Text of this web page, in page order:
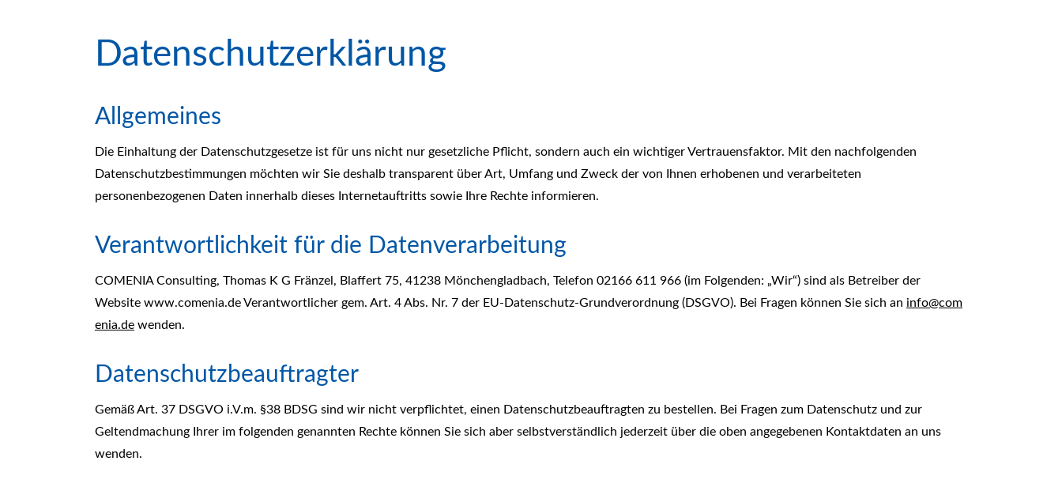
Datenschutzerklärung
Allgemeines
Die Einhaltung der Datenschutzgesetze ist für uns nicht nur gesetzliche Pflicht, sondern auch ein wichtiger Vertrauensfaktor. Mit den nachfolgenden
Datenschutzbestimmungen möchten wir Sie deshalb transparent über Art, Umfang und Zweck der von Ihnen erhobenen und verarbeiteten
personenbezogenen Daten innerhalb dieses Internetauftritts sowie Ihre Rechte informieren.
Verantwortlichkeit für die Datenverarbeitung
COMENIA Consulting, Thomas K G Fränzel, Blaffert 75, 41238 Mönchengladbach, Telefon 02166 611 966 (im Folgenden: „Wir“) sind als Betreiber der
Website www.comenia.de Verantwortlicher gem. Art. 4 Abs. Nr. 7 der EU-Datenschutz-Grundverordnung (DSGVO). Bei Fragen können Sie sich an info@com
enia.de wenden.
Datenschutzbeauftragter
Gemäß Art. 37 DSGVO i.V.m. §38 BDSG sind wir nicht verpflichtet, einen Datenschutzbeauftragten zu bestellen. Bei Fragen zum Datenschutz und zur
Geltendmachung Ihrer im folgenden genannten Rechte können Sie sich aber selbstverständlich jederzeit über die oben angegebenen Kontaktdaten an uns
wenden.